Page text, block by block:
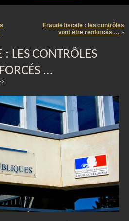
Fraude fiscale : les contrôles
vont être renforcés … »
: LES CONTRÔLES
…